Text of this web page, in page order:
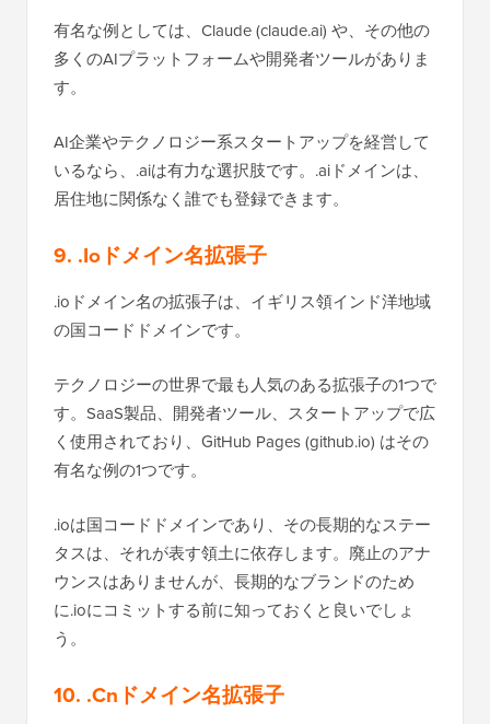
有名な例としては、Claude (claude.ai) や、その他の
多くのAIプラットフォームや開発者ツールがありま
す。
AI企業やテクノロジー系スタートアップを経営して
いるなら、.aiは有力な選択肢です。.aiドメインは、
居住地に関係なく誰でも登録できます。
9. .Ioドメイン名拡張子
.ioドメイン名の拡張子は、イギリス領インド洋地域
の国コードドメインです。
テクノロジーの世界で最も人気のある拡張子の1つで
す。SaaS製品、開発者ツール、スタートアップで広
く使用されており、GitHub Pages (github.io) はその
有名な例の1つです。
.ioは国コードドメインであり、その長期的なステー
タスは、それが表す領土に依存します。廃止のアナ
ウンスはありませんが、長期的なブランドのため
に.ioにコミットする前に知っておくと良いでしょ
う。
10. .Cnドメイン名拡張子